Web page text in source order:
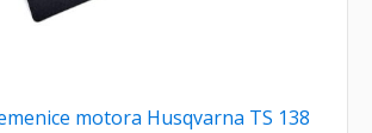
motora Husqvarna TS 138